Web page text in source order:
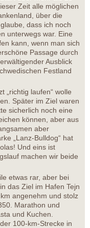
Zeit alle möglichen
über die
dass ich noch
unterwegs war. Eine
kann, wenn man sich
Passage durch
Ausblick
Festland
„richtig laufen“ wolle
Später im Ziel waren
sicherlich noch eine
können, aber aus
aber
„Lanz-Bulldog“ hat
Und eins ist
machen wir beide
etwas rar, aber bei
das Ziel im Hafen Tejn
angenehm und stolz
Marathon und
und Kuchen.
100-km-Strecke in